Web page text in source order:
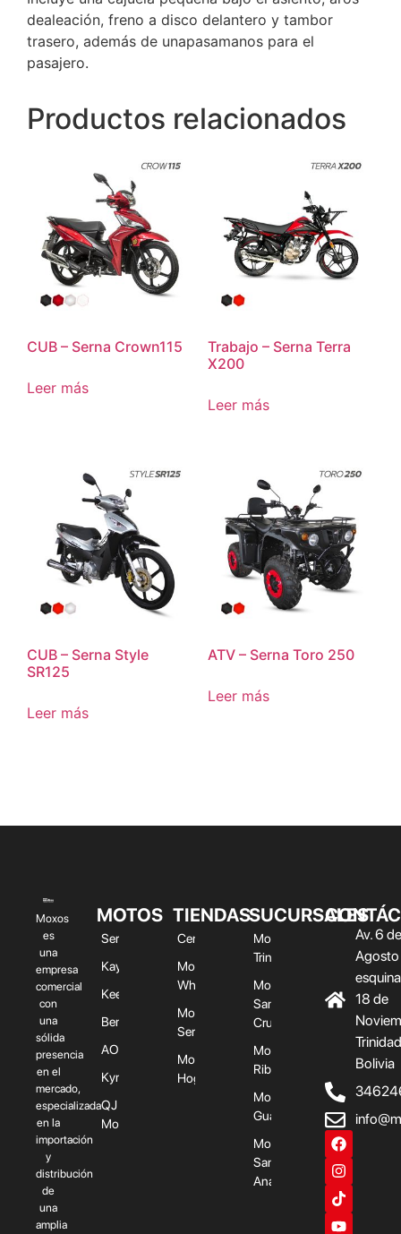
dealeación, freno a disco delantero y tambor
trasero, además de unapasamanos para el
pasajero.
Productos relacionados
CUB – Serna Crown115
Leer más
Trabajo – Serna Terra
X200
Leer más
CUB – Serna Style
SR125
Leer más
ATV – Serna Toro 250
Leer más
Moxos
es
una
empresa
comercial
con
una
sólida
presencia
en el
mercado,
especializada
en la
importación
y
distribución
de
una
amplia
MOTOS
Serna
Kayo
Keeway
Benelli
AODES
Kymco
QJ
Motor
TIENDAS
Central
Moxos
Wheels
Moxos
Service
Moxos
Hogar
SUCURSALES
Moxos
Trinidad
Moxos
Santa
Cruz
Moxos
Riberalta
Moxos
Guayaramerin
Moxos
Santa
Ana
Av. 6 de
Agosto
18 de
Bolivia